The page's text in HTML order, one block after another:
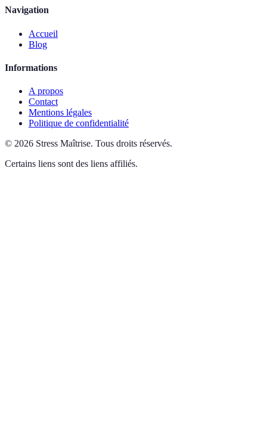
Navigation
Accueil
Blog
Informations
A propos
Contact
Mentions légales
Politique de confidentialité
© 2026 Stress Maîtrise. Tous droits réservés.
Certains liens sont des liens affiliés.